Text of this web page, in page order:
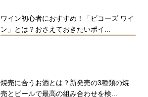
ワイン初心者におすすめ！「ビコーズ ワイ
ン」とは？おさえておきたいポイ...
焼売に合うお酒とは？新発売の3種類の焼
売とビールで最高の組み合わせを検...